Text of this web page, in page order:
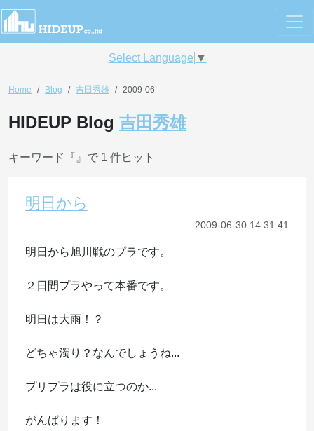
Select Language ▼
Home Blog 吉田秀雄 2009-06
HIDEUP Blog 吉田秀雄
キーワード『 』で 1 件ヒット
明日から
2009-06-30 14:31:41
明日から旭川戦のプラです。
２日間プラやって本番です。
明日は大雨！？
どちゃ濁り？なんでしょうね...
プリプラは役に立つのか...
がんばります！